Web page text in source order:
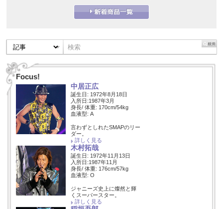
Focus!
中居正広
誕生日: 1972年8月18日
入所日:1987年3月
身長/ 体重: 170cm/54kg
血液型: A
言わずとしれたSMAPのリー
ダー。
詳しく見る
木村拓哉
誕生日: 1972年11月13日
入所日:1987年11月
身長/ 体重: 176cm/57kg
血液型: O
ジャニーズ史上に燦然と輝
くスーパースター。
詳しく見る